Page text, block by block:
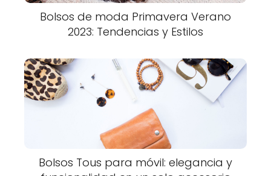
Bolsos de moda Primavera Verano
2023: Tendencias y Estilos
Bolsos Tous para móvil: elegancia y